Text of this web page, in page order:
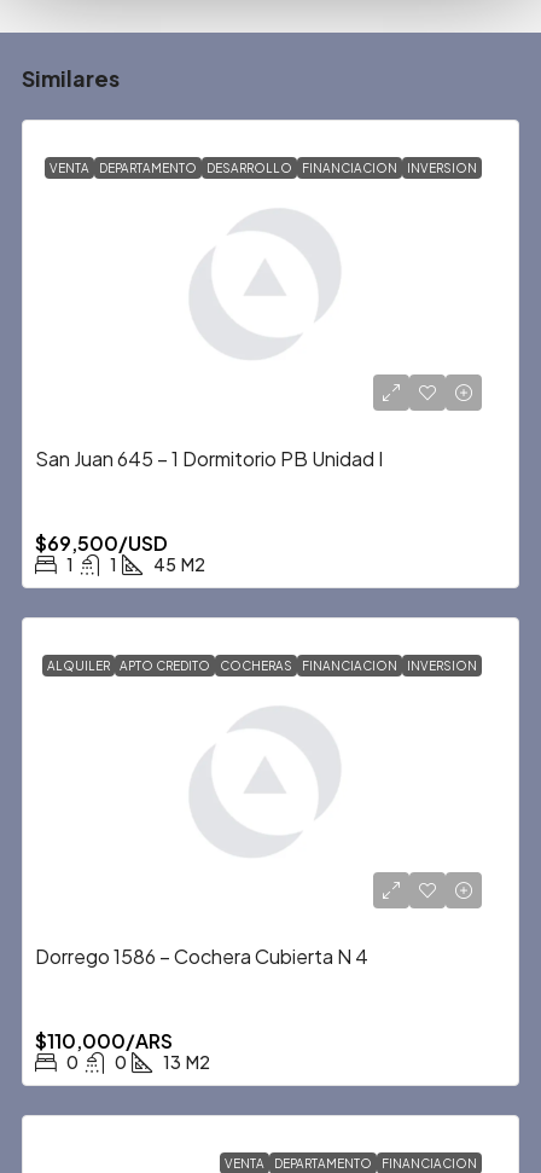
Similares
VENTA DEPARTAMENTO DESARROLLO FINANCIACION INVERSION
San Juan 645 – 1 Dormitorio PB Unidad I
$69,500/USD
1 1 45 M2
ALQUILER APTO CREDITO COCHERAS FINANCIACION INVERSION
Dorrego 1586 – Cochera Cubierta N 4
$110,000/ARS
0 0 13 M2
VENTA DEPARTAMENTO FINANCIACION